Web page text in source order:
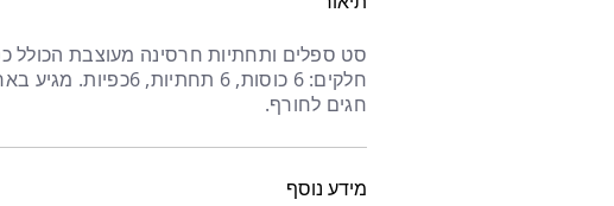
חלקים: 6 כוסות, 6
חגים לחורף.
מידע נוסף